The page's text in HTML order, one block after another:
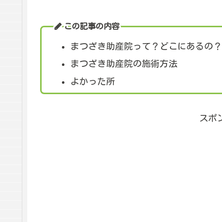
この記事の内容
まつざき助産院って？どこにあるの？
まつざき助産院の施術方法
よかった所
スポ